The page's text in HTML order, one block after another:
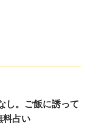
し。ご飯に誘って
料占い